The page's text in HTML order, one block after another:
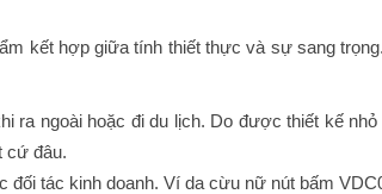
kết hợp giữa tính thiết thực và sự sang
ra ngoài hoặc đi du lịch. Do được thiết kế
cứ đâu.
đối tác kinh doanh. Ví da cừu nữ nút bấm